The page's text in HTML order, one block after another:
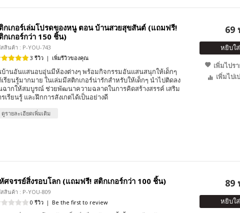
กเกอร์เล่มโปรดของหนู ตอน บ้านสวยสุขสันต์ (แถมฟรี!
กเกอร์กว่า 150 ชิ้น)
สินค้า : P-YOU-743
3 รีวิว | เพิ่มรีวิวของคุณ
บ้านอันแสนอบอุ่นมีห้องต่างๆ พร้อมกิจกรรมอันแสนสนุกให้เด็กๆ
รียนรู้มากมาย ในเล่มมีสติกเกอร์น่ารักสำหรับให้เด็กๆ นำไปติดลง
ฉากให้สมบูรณ์ ช่วยพัฒนาความฉลาดในการคิดสร้างสรรค์ เสริม
รเรียนรู้ และฝึกการสังเกตได้เป็นอย่างดี
ดูรายละเอียดเพิ่มเติม
69
หยิบใ
เพิ่มไปร
เพิ่มไปเ
ศจรรย์สิ่งรอบโลก (แถมฟรี! สติกเกอร์กว่า 100 ชิ้น)
สินค้า : P-YOU-809
0 รีวิว | Be the first to review
89
หยิบใ